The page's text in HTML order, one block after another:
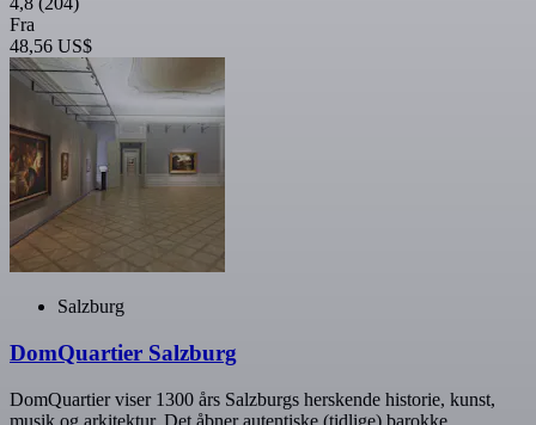
Fra
48,56 US$
Salzburg
DomQuartier Salzburg
DomQuartier viser 1300 års Salzburgs herskende historie, kunst,
musik og arkitektur. Det åbner autentiske (tidlige) barokke